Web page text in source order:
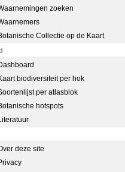
zoeken
Collectie op de Kaart
biodiversiteit per hok
per atlasblok
hotspots
deze site